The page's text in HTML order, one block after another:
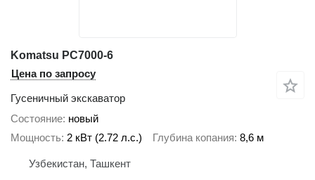
Komatsu PC7000-6
Цена по запросу
Гусеничный экскаватор
Состояние новый
Мощность 2 кВт (2.72 л.с.) Глубина копания 8,6 м
Узбекистан, Ташкент